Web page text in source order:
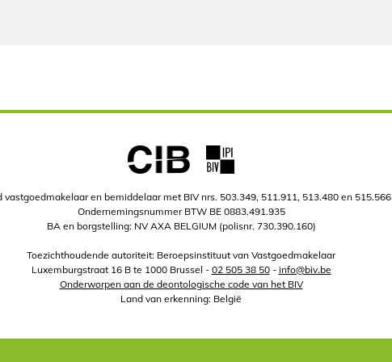
vastgoedmakelaar en bemiddelaar met BIV nrs. 503.349, 511.911, 513.480 en 515.566
Ondernemingsnummer BTW BE 0883.491.935
BA en borgstelling: NV AXA BELGIUM (polisnr. 730.390.160)
Toezichthoudende autoriteit: Beroepsinstituut van Vastgoedmakelaar
Luxemburgstraat 16 B te 1000 Brussel - 02 505 38 50- info@biv.be
Onderworpen aan de deontologische code van het BIV
Land van erkenning: België